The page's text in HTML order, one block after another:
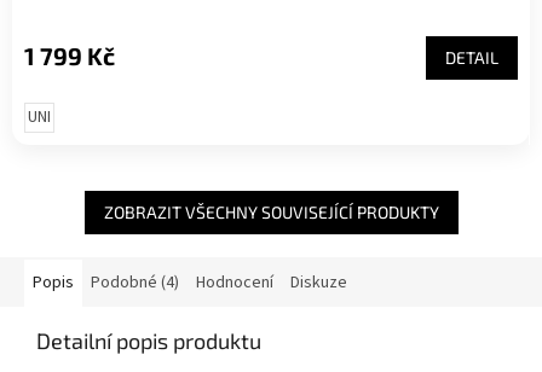
1 799 Kč DETAIL
UNI
ZOBRAZIT VŠECHNY SOUVISEJÍCÍ PRODUKTY
Popis Podobné (4) Hodnocení Diskuze
Detailní popis produktu